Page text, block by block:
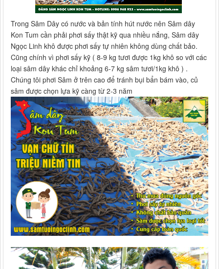
Trong Sâm Dây có nước và bản tính hút nước nên Sâm dây
Kon Tum cần phải phơi sấy thật kỹ qua nhiều nắng, Sâm dây
Ngọc Linh khô được phơi sấy tự nhiên không dùng chất bảo.
Cũng chính vì phơi sấy kỹ ( 8-9 kg tươi được 1kg khô so với các
loại sâm dây khác chỉ khoảng 6-7 kg sâm tươi/1kg khô ) .
Chúng tôi phơi Sâm ở trên cao để tránh bụi bẩn bám vào, củ
sâm được chọn lựa kỹ càng từ 2-3 năm